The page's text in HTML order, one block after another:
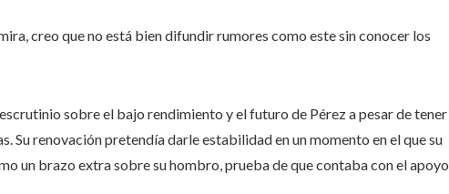
creo que no está bien difundir rumores como este sin conocer los
sobre el bajo rendimiento y el futuro de Pérez a pesar de tener
Su renovación pretendía darle estabilidad en un momento en el que su
un brazo extra sobre su hombro, prueba de que contaba con el apoyo